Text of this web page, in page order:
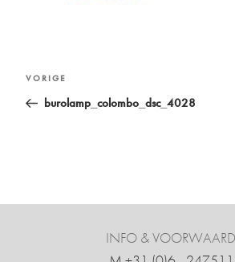
Bericht
navigatie
Vorig
bericht
VORIGE
burolamp_colombo_dsc_4028
INFO &